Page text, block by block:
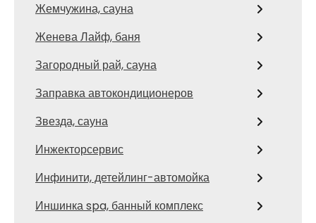
Жемчужина, сауна
Женева Лайф, баня
Загородный рай, сауна
Заправка автокондиционеров
Звезда, сауна
Инжекторсервис
Инфинити, детейлинг-автомойка
Иншинка spa, банный комплекс